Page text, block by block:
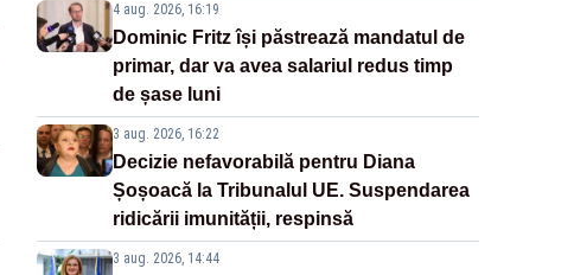
4 aug. 2026, 16:19
Dominic Fritz își păstrează mandatul de
primar, dar va avea salariul redus timp
de șase luni
3 aug. 2026, 16:22
Decizie nefavorabilă pentru Diana
Șoșoacă la Tribunalul UE. Suspendarea
ridicării imunității, respinsă
3 aug. 2026, 14:44